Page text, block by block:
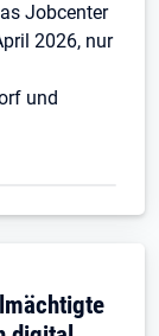
Jobcenter
2026, nur
und